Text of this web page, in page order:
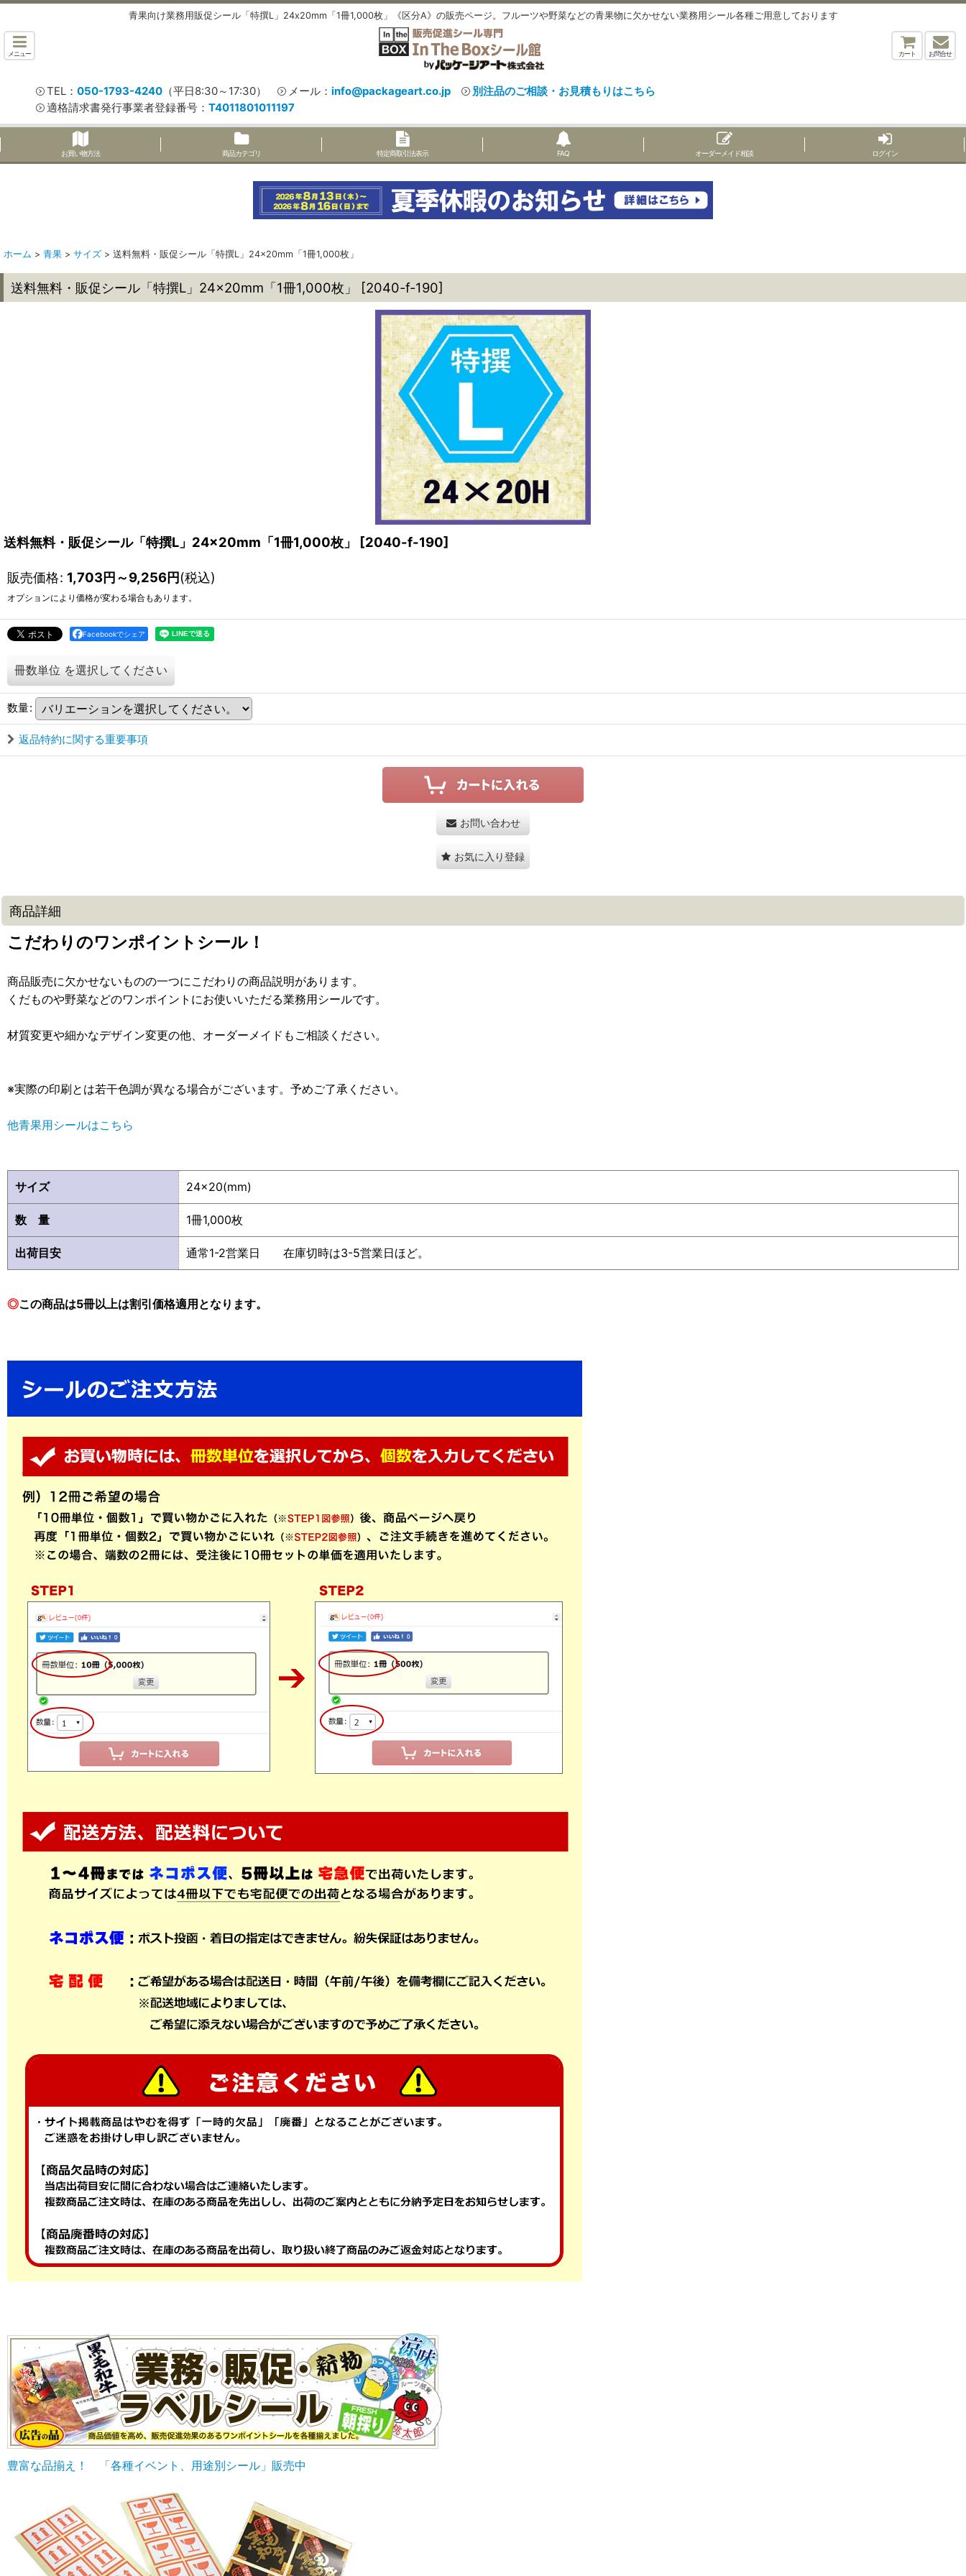
青果向け業務用販促シール「特撰L」24x20mm「1冊1,000枚」《区分A》の販売ページ。フルーツや野菜などの青果物に欠かせない業務用シール各種ご用意しております
メニュー
TEL： 050-1793-4240 （平日8:30～17:30） メール： info@packageart.co.jp
別注品のご相談・お見積もりはこちら
適格請求書発行事業者登録番号： T4011801011197
カート お問合せ
お買い物方法 商品カテゴリ 特定商取引法表示 FAQ オーダーメイド相談 ログイン
ホーム > 青果 > サイズ > 送料無料・販促シール「特撰L」24×20mm「1冊1,000枚」
送料無料・販促シール「特撰L」24×20mm「1冊1,000枚」 [2040-f-190]
送料無料・販促シール「特撰L」24×20mm「1冊1,000枚」 [2040-f-190]
販売価格: 1,703円～9,256円(税込)
オプションにより価格が変わる場合もあります。
Facebookでシェア
冊数単位 を選択してください
数量:
返品特約に関する重要事項
お問い合わせ
お気に入り登録
商品詳細
こだわりのワンポイントシール！
商品販売に欠かせないものの一つにこだわりの商品説明があります。
くだものや野菜などのワンポイントにお使いいただる業務用シールです。
材質変更や細かなデザイン変更の他、オーダーメイドもご相談ください。
※実際の印刷とは若干色調が異なる場合がございます。予めご了承ください。
他青果用シールはこちら
サイズ 24×20(mm)
数 量 1冊1,000枚
出荷目安 通常1-2営業日 在庫切時は3-5営業日ほど。
◎この商品は5冊以上は割引価格適用となります。
豊富な品揃え！ 「各種イベント、用途別シール」販売中